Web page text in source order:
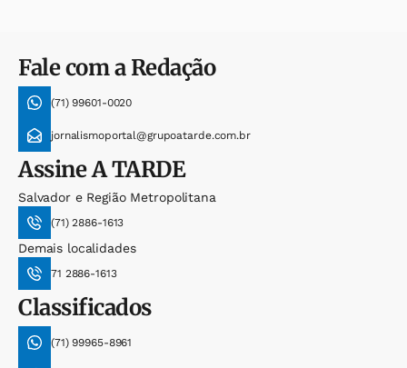
Fale com a Redação
(71) 99601-0020
jornalismoportal@grupoatarde.com.br
AssineA TARDE
Salvador e Região Metropolitana
(71) 2886-1613
Demais localidades
71 2886-1613
Classificados
(71) 99965-8961